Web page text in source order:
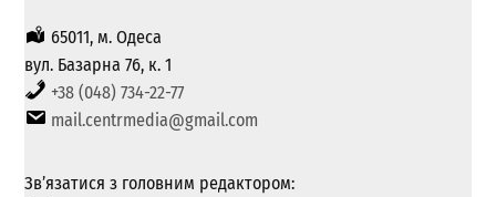
65011, м. Одеса
вул. Базарна 76, к. 1
+38 (048) 734-22-77
mail.centrmedia@gmail.com
Зв’язатися з головним редактором: